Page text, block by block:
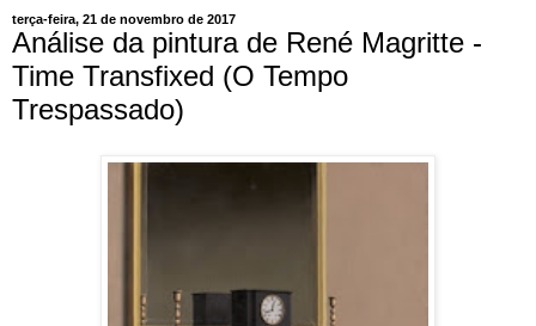
terça-feira, 21 de novembro de 2017
Análise da pintura de René Magritte -
Time Transfixed (O Tempo
Trespassado)